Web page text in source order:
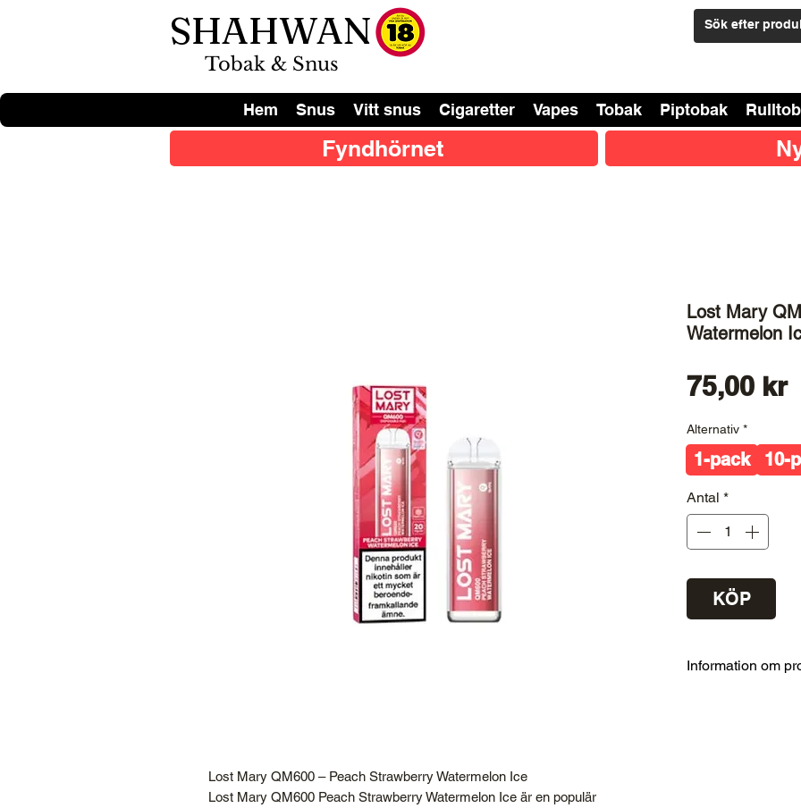
SHAHWAN
Tobak & Snus
Hem Snus Vitt snus Cigaretter Vapes Tobak Piptobak
Fyndhörnet
Lost Mary QM600 – Peach Strawberry Watermelon Ice
Lost Mary QM600 Peach Strawberry Watermelon Ice är en populär
Lost Mary
Watermelon
75,00 kr
Alternativ *
1-pack 10-
Antal *
KÖP
Information om